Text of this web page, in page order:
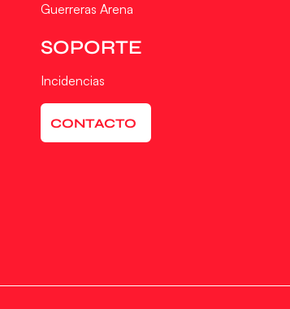
Guerreras Arena
SOPORTE
Incidencias
CONTACTO